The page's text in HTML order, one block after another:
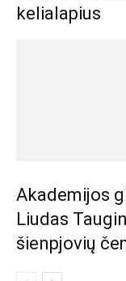
kelialapius
Akademijos
Liudas
šienpjovių